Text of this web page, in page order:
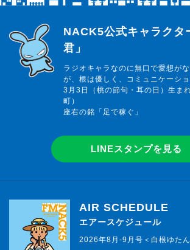
らじっと君
NACK5公式キャラクタ
君」
ラジオキャラなのに無口で愛想が
が、根は優しく、コミュニケーシ
3月3日（桃の節句・耳の日）生ま
町）
座右の銘「足で稼ぐ」
LINEスタンプを見る
AIR SCHEDULE
エアースケジュール
2026年8月-9月号＜白根ゆたん